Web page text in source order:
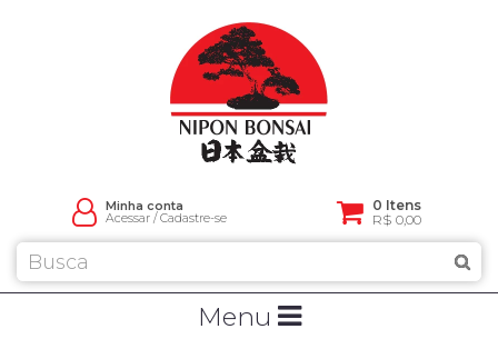
Minha conta
Acessar/Cadastre-se
0 Itens
R$ 0,00
Menu